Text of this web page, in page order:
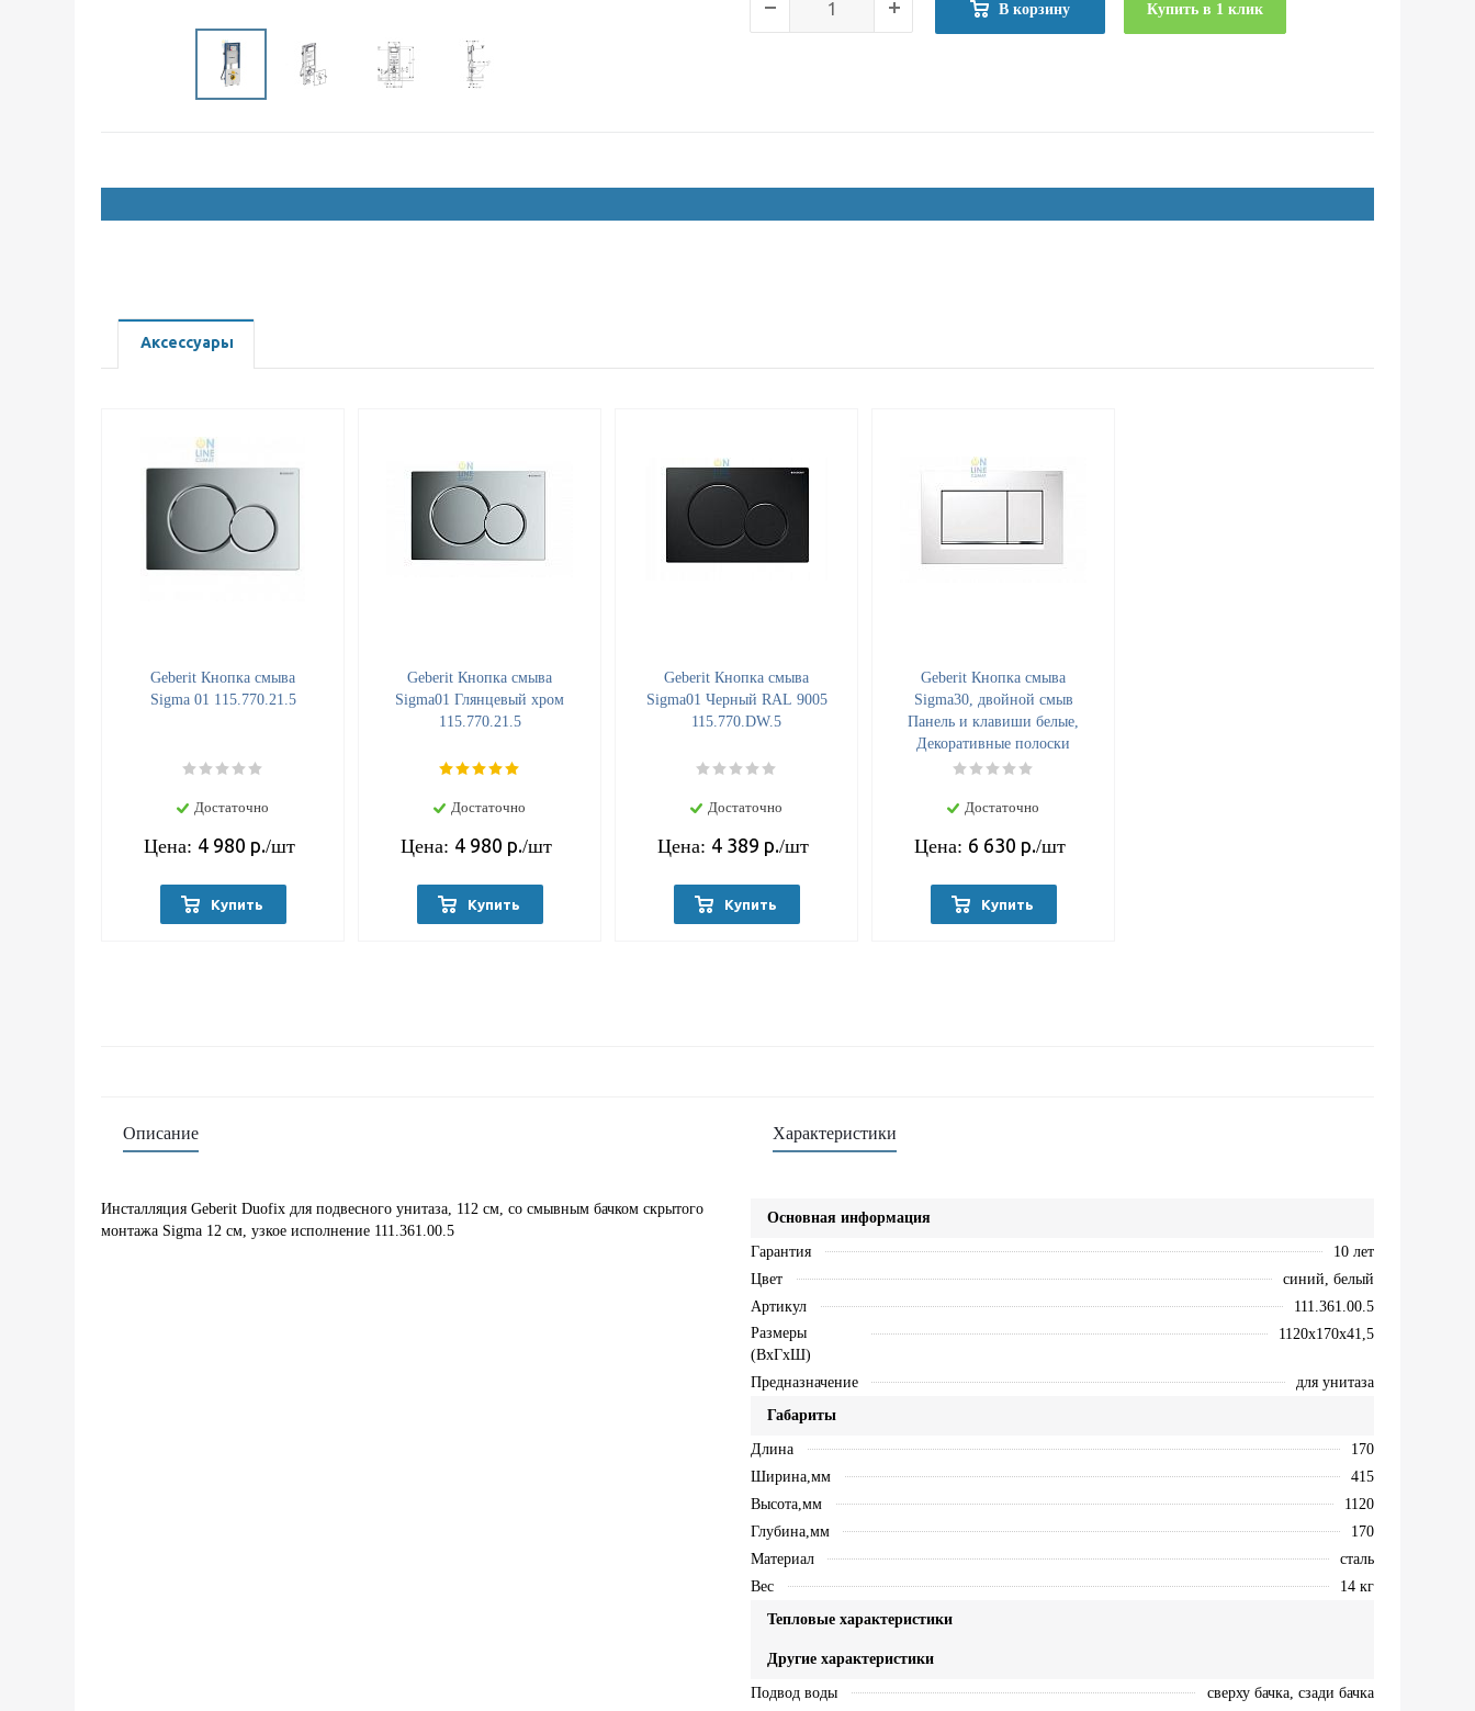
В корзину Купить в 1 клик
Аксессуары
Geberit Кнопка смыва
Sigma 01 115.770.21.5
Достаточно
Цена: 4 980 р./шт
Купить
Geberit Кнопка смыва
Sigma01 Глянцевый хром
115.770.21.5
Достаточно
Цена: 4 980 р./шт
Купить
Geberit Кнопка смыва
Sigma01 Черный RAL 9005
115.770.DW.5
Достаточно
Цена: 4 389 р./шт
Купить
Geberit Кнопка смыва
Sigma30, двойной смыв
Панель и клавиши белые,
Декоративные полоски
глянцевый хром
Достаточно
Цена: 6 630 р./шт
Купить
Описание
Инсталляция Geberit Duofix для подвесного унитаза, 112 см, со смывным бачком скрытого
монтажа Sigma 12 см, узкое исполнение 111.361.00.5
Характеристики
Основная информация
Гарантия
10 лет
Цвет
синий, белый
Артикул
111.361.00.5
Размеры
(ВхГхШ)
1120х170х41,5
Предназначение
для унитаза
Габариты
Длина
170
Ширина,мм
415
Высота,мм
1120
Глубина,мм
170
Материал
сталь
Вес
14 кг
Тепловые характеристики
Другие характеристики
Подвод воды
сверху бачка, сзади бачка